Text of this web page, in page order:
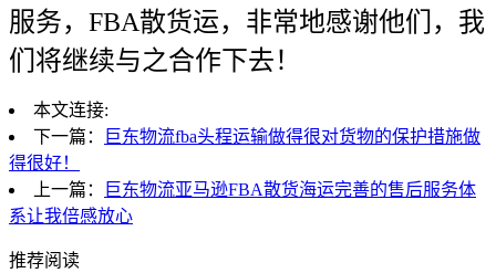
服务，FBA散货运，非常地感谢他们，我
们将继续与之合作下去！
本文连接:
下一篇：
巨东物流fba头程运输做得很对货物的保护措施做
得很好！
上一篇：
巨东物流亚马逊FBA散货海运完善的售后服务体
系让我倍感放心
推荐阅读